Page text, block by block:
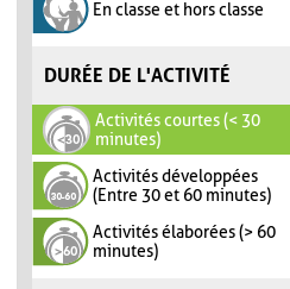
En classe et hors classe
DURÉE DE L'ACTIVITÉ
Activités courtes (< 30
minutes)
Activités développées
(Entre 30 et 60 minutes)
Activités élaborées (> 60
minutes)